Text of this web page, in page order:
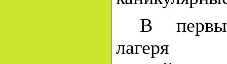
В
лагеря